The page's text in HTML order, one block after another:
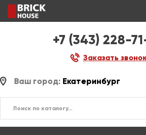
+7 (343) 228-
Заказать
Ваш город: Екатеринбург